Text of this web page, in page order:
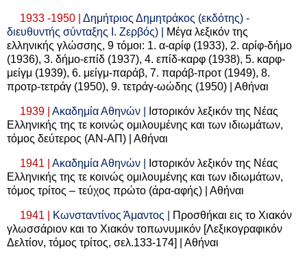
1933 -1950 | Δημήτριος Δημητράκος (εκδότης) -
διευθυντής σύνταξης Ι. Ζερβός) |
Μέγα λεξικόν της
ελληνικής γλώσσης, 9 τόμοι: 1. α-αρίφ (1933), 2. αρίφ-δήμο
(1936), 3. δήμο-επίδ (1937), 4. επίδ-καρφ (1938), 5. καρφ-
μείγμ (1939), 6. μείγμ-παράβ, 7. παράβ-προτ (1949), 8.
προτρ-τετράγ (1950), 9. τετράγ-ωώδης (1950) | Αθήναι
1939 | Ακαδημία Αθηνών |
Ιστορικόν λεξικόν της Νέας
Ελληνικής της τε κοινώς ομιλουμένης και των ιδιωμάτων,
τόμος δεύτερος (ΑΝ-ΑΠ) | Αθήναι
1941 | Ακαδημία Αθηνών |
Ιστορικόν λεξικόν της Νέας
Ελληνικής της τε κοινώς ομιλουμένης και των ιδιωμάτων,
τόμος τρίτος – τεύχος πρώτο (άρα-αφής) | Αθήναι
1941 | Κωνσταντίνος Άμαντος |
Προσθήκαι εις το Χιακόν
γλωσσάριον και το Χιακόν τοπωνυμικόν [Λεξικογραφικόν
Δελτίον, τόμος τρίτος, σελ.133-174] | Αθήναι